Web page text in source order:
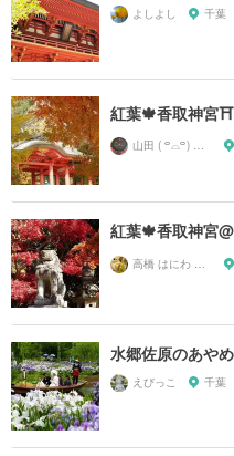
よしよし 千葉
紅葉🍁香取神宮
紅葉🍁香取神宮
水郷佐原のあや
えびっこ 千葉